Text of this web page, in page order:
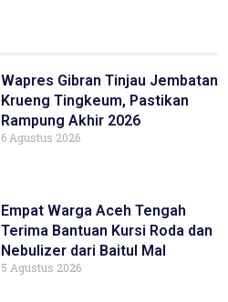
Wapres Gibran Tinjau Jembatan
Krueng Tingkeum, Pastikan
Rampung Akhir 2026
6 Agustus 2026
Empat Warga Aceh Tengah
Terima Bantuan Kursi Roda dan
Nebulizer dari Baitul Mal
5 Agustus 2026